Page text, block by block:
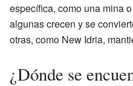
específica, como una mina
algunas crecen y se
otras, como New Idria,
¿Dónde se